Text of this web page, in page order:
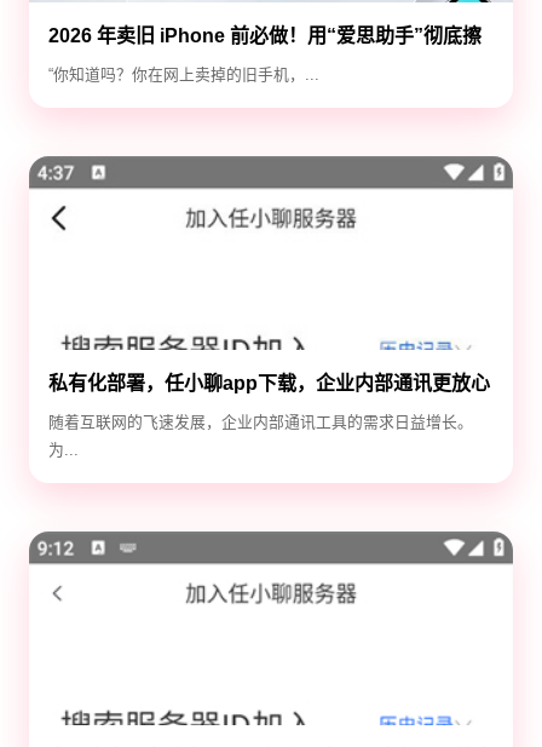
2026 年卖旧 iPhone 前必做！用“爱思助手”彻底擦
除隐私，防止数据泄露
“你知道吗？你在网上卖掉的旧手机，...
私有化部署，任小聊app下载，企业内部通讯更放心
随着互联网的飞速发展，企业内部通讯工具的需求日益增长。
为...